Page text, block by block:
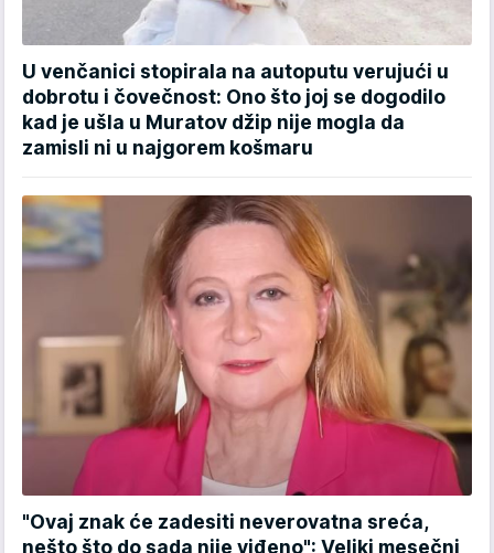
U venčanici stopirala na autoputu verujući u
dobrotu i čovečnost: Ono što joj se dogodilo
kad je ušla u Muratov džip nije mogla da
zamisli ni u najgorem košmaru
"Ovaj znak će zadesiti neverovatna sreća,
nešto što do sada nije viđeno": Veliki mesečni